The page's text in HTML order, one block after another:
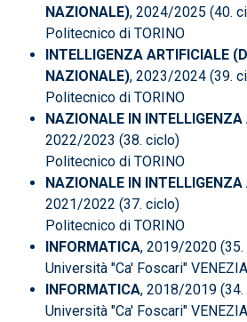
NAZIONALE), 2024/2025 (40.
Politecnico di TORINO
INTELLIGENZA ARTIFICIALE
NAZIONALE), 2023/2024 (39.
Politecnico di TORINO
NAZIONALE IN INTELLIGENZA
2022/2023 (38. ciclo)
Politecnico di TORINO
NAZIONALE IN INTELLIGENZA
2021/2022 (37. ciclo)
Politecnico di TORINO
INFORMATICA, 2019/2020
Università "Ca' Foscari" VENEZIA
INFORMATICA, 2018/2019
Università "Ca' Foscari" VENEZIA